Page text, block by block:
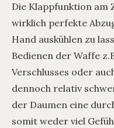
Die Klappfunktion am
wirklich perfekte
Hand auskühlen zu
Bedienen der Waffe
Verschlusses oder
dennoch relativ
der Daumen eine
somit weder viel